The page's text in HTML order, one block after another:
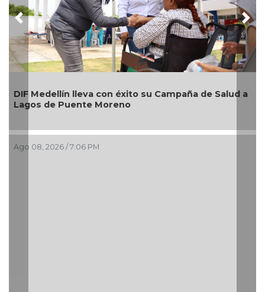
DIF Medellín lleva con éxito su Campaña de Salud a
Lagos de Puente Moreno
Ago 08, 2026 / 7:06 PM
Previous